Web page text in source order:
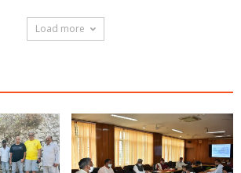
Load more